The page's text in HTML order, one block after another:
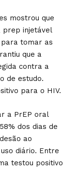
mostrou que
prep injetável
tomar as
que a
contra a
de estudo.
para o HIV.
a PrEP oral
dos dias de
ao
diário. Entre
testou positivo